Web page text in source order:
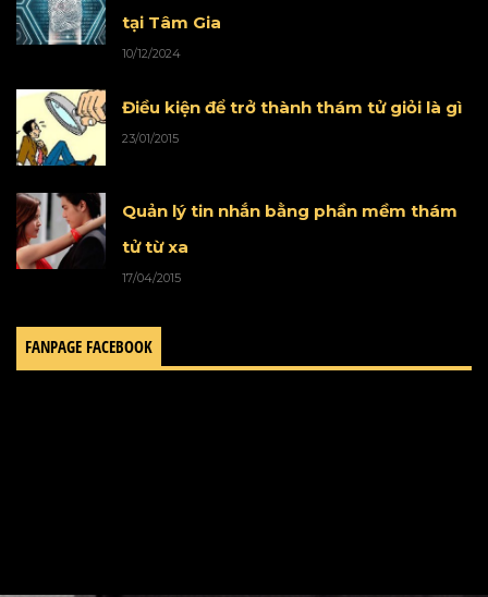
tại Tâm Gia
10/12/2024
Điều kiện để trở thành thám tử giỏi là gì
23/01/2015
Quản lý tin nhắn bằng phần mềm thám
tử từ xa
17/04/2015
FANPAGE FACEBOOK